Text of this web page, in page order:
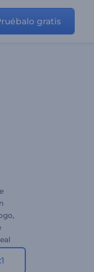
gratis
de